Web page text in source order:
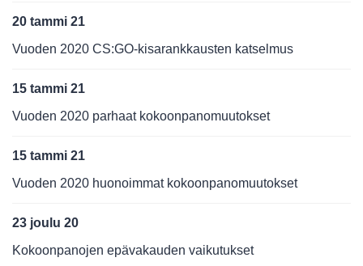
20 tammi 21
Vuoden 2020 CS:GO-kisarankkausten katselmus
15 tammi 21
Vuoden 2020 parhaat kokoonpanomuutokset
15 tammi 21
Vuoden 2020 huonoimmat kokoonpanomuutokset
23 joulu 20
Kokoonpanojen epävakauden vaikutukset